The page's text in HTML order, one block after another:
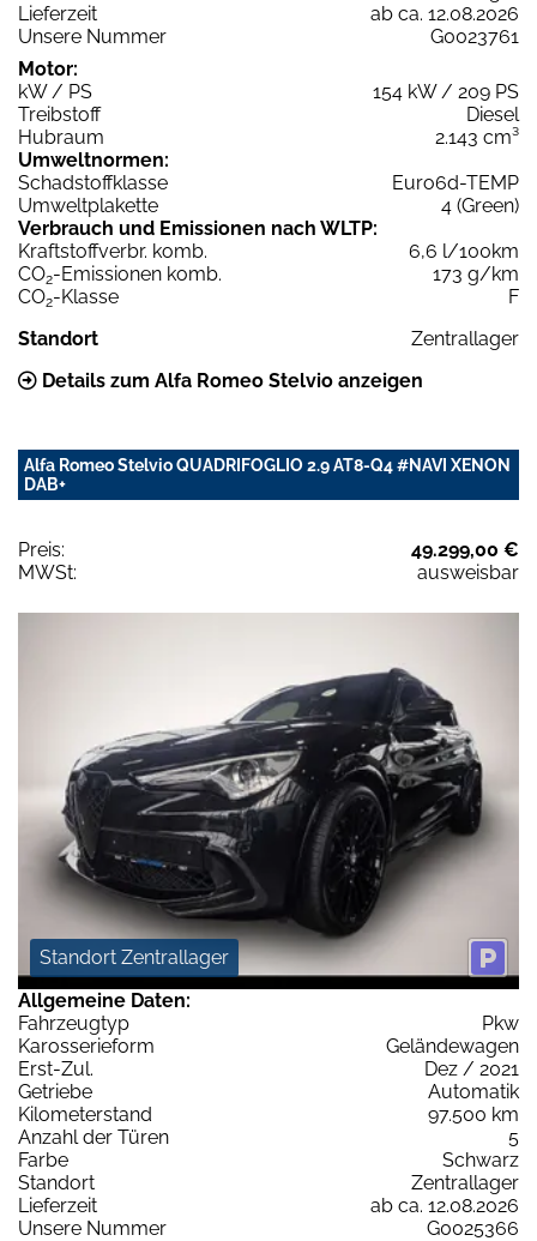
Lieferzeit
ab ca. 12.08.2026
Unsere Nummer
G0023761
Motor:
kW / PS
154 kW / 209 PS
Treibstoff
Diesel
Hubraum
2.143 cm³
Umweltnormen:
Schadstoffklasse
Euro6d-TEMP
Umweltplakette
4 (Green)
Verbrauch und Emissionen nach WLTP:
Kraftstoffverbr. komb.
6,6 l/100km
CO2-Emissionen komb.
173 g/km
CO2-Klasse
F
Standort
Zentrallager
Details zum Alfa Romeo Stelvio anzeigen
Alfa Romeo Stelvio QUADRIFOGLIO 2.9 AT8-Q4 #NAVI XENON
DAB+
Preis:
49.299,00 €
MWSt:
ausweisbar
Standort Zentrallager
Allgemeine Daten:
Fahrzeugtyp
Pkw
Karosserieform
Geländewagen
Erst-Zul.
Dez / 2021
Getriebe
Automatik
Kilometerstand
97.500 km
Anzahl der Türen
5
Farbe
Schwarz
Standort
Zentrallager
Lieferzeit
ab ca. 12.08.2026
Unsere Nummer
G0025366